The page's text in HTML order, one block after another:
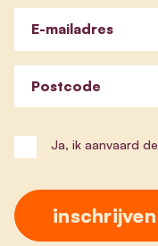
E-mailadres
Postcode
Ja, ik aanvaard de